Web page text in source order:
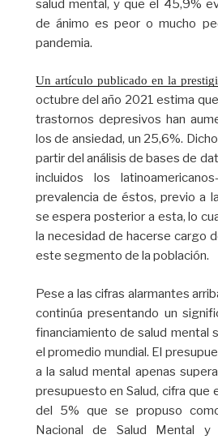
salud mental, y que el 45,9%
de ánimo es peor o mucho
pandemia.
Un artículo publicado en la
octubre del año 2021 estima
trastornos depresivos han
los de ansiedad, un 25,6%.
partir del análisis de bases de
incluidos los
prevalencia de éstos, previo a
se espera posterior a esta, lo
la necesidad de hacerse cargo
este segmento de la población.
Pese a las cifras alarmantes
continúa presentando un
financiamiento de salud mental
el promedio mundial. El
a la salud mental apenas
presupuesto en Salud, cifra que
del 5% que se propuso
Nacional de Salud Mental y